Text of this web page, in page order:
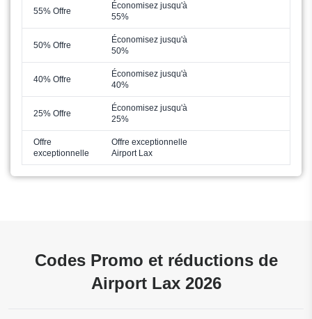
55% Offre
Économisez jusqu'à
55%
50% Offre
Économisez jusqu'à
50%
40% Offre
Économisez jusqu'à
40%
25% Offre
Économisez jusqu'à
25%
Offre
exceptionnelle
Offre exceptionnelle
Airport Lax
Codes Promo et réductions de
Airport Lax 2026